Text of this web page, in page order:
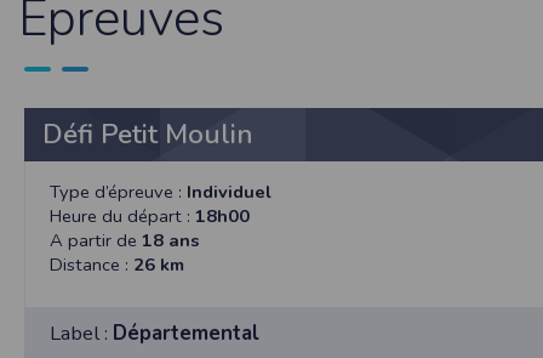
Epreuves
Défi Petit Moulin
Type d’épreuve : Individuel
Heure du départ : 18h00
A partir de 18 ans
Distance : 26 km
Label : Départemental
certaines de vos préférences ou encore
RGPD
Timepulse se conforme à la nouvelle
La collecte et la conservation
Conformément à la loi du 6 janvier 1978
collectées automatiquement par le site
géographique partielle des utilisateurs.